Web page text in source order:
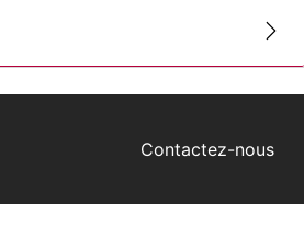
Contactez-nous